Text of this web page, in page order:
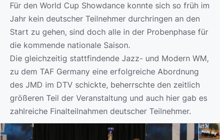
Für den World Cup Showdance konnte sich so früh im
Jahr kein deutscher Teilnehmer durchringen an den
Start zu gehen, sind doch alle in der Probenphase für
die kommende nationale Saison.
Die gleichzeitig stattfindende Jazz- und Modern WM,
zu dem TAF Germany eine erfolgreiche Abordnung
des JMD im DTV schickte, beherrschte den zeitlich
größeren Teil der Veranstaltung und auch hier gab es
zahlreiche Finalteilnahmen deutscher Teilnehmer.